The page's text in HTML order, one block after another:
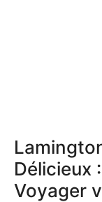
Délicieux
Voyager